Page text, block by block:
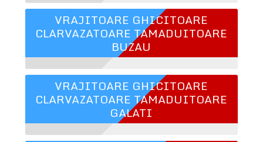
VRAJITOARE GHICITOARE
CLARVAZATOARE TAMADUITOARE
BUZAU
VRAJITOARE GHICITOARE
CLARVAZATOARE TAMADUITOARE
GALATI